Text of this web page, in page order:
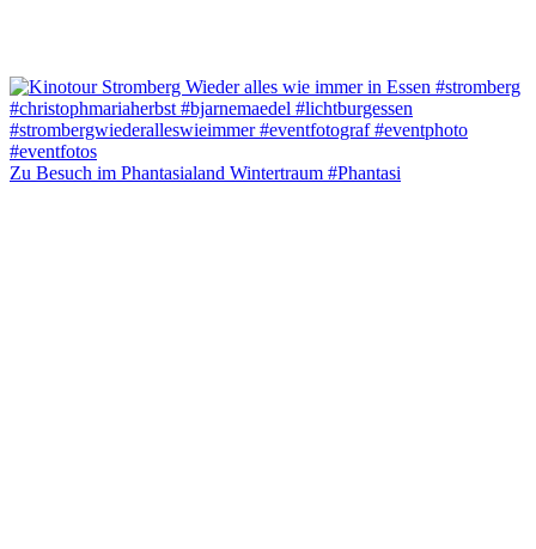
Zu Besuch im Phantasialand Wintertraum #Phantasi